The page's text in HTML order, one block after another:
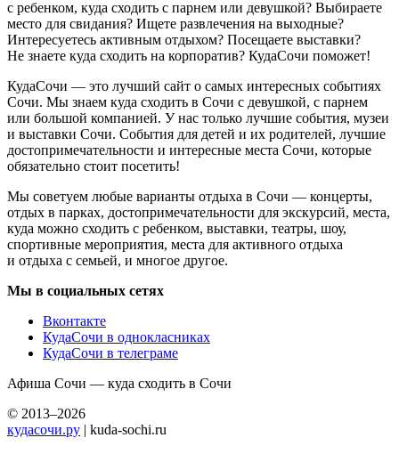
с ребенком, куда сходить с парнем или девушкой? Выбираете
место для свидания? Ищете развлечения на выходные?
Интересуетесь активным отдыхом? Посещаете выставки?
Не знаете куда сходить на корпоратив? КудаСочи поможет!
КудаСочи — это лучший сайт о самых интересных событиях
Сочи. Мы знаем куда сходить в Сочи с девушкой, с парнем
или большой компанией. У нас только лучшие события, музеи
и выставки Сочи. События для детей и их родителей, лучшие
достопримечательности и интересные места Сочи, которые
обязательно стоит посетить!
Мы советуем любые варианты отдыха в Сочи — концерты,
отдых в парках, достопримечательности для экскурсий, места,
куда можно сходить с ребенком, выставки, театры, шоу,
спортивные мероприятия, места для активного отдыха
и отдыха с семьей, и многое другое.
Мы в социальных сетях
Вконтакте
КудаСочи в однокласниках
КудаСочи в телеграме
Афиша Сочи — куда сходить в Сочи
© 2013–2026
кудасочи.ру | kuda-sochi.ru